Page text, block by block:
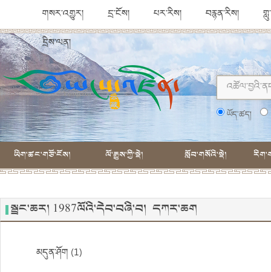
གསར་འགྱུར། དྲ་ངོས། པར་རིས། བརྙན་རིས།
དྲིས་ལན།
ཡོད་ཚད།
ཡིག་ཚང་གཙོ་ངོས། ལོ་རྒྱུས་ཀྱི་སྡེ། སློབ་གསོའི་སྡེ།
སྦྲང་ཆར། 1987ལོའི་དེབ་བཞི་བ། དཀར་ཆག
མདུན་ཤོག (1)